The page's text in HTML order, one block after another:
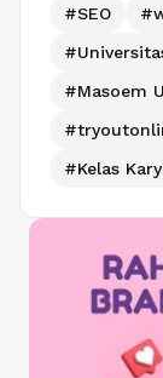
#SEO
#Masoem
#Kelas